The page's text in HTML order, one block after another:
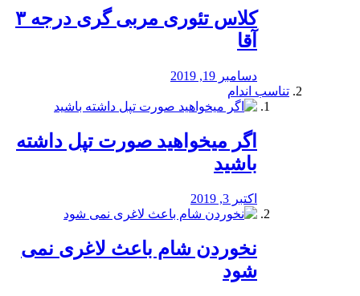
کلاس تئوری مربی گری درجه ۳
آقا
دسامبر 19, 2019
تناسب اندام
اگر میخواهید صورت تپل داشته
باشید
اکتبر 3, 2019
نخوردن شام باعث لاغری نمی
‌شود